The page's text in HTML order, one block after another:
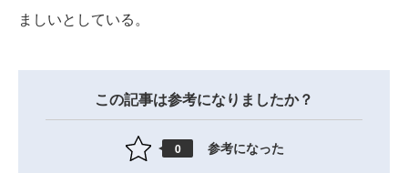
ましいとしている。
この記事は参考になりましたか？
0 参考になった